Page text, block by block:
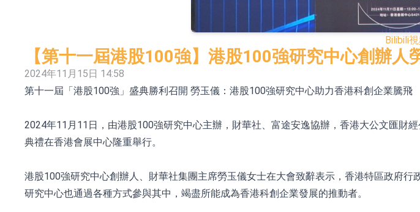
神火股份：新疆神火鋁水轉化率已100%
【異動股】焦炭Ⅲ板塊下挫，陝西黑貓(601015.CN)跌8.38%
浙江證監局對財通證券股份有限公司採取出具警示函措施
山金國際：港股上市工作正常推進中
【異動股】港股漲幅榜前十，佳明集團控股(01271.HK)漲+78.22%，拿森科技
Bilibili
【第十一屆港股100強】港股100強研究中心創辦
2024年11月15日 14:58
第十一屆「港股100強」盛典勝利召開 勞玉儀：港股100強研究中心助力香港科創企業騰飛
2024年11月11日，由港股100強研究中心主辦，財華社、富途安逸協辦，香港大公文匯財
典禮在香港會展中心隆重舉行。
港股100強研究中心創辦人、財華社集團主席勞玉儀女士在大會致辭表示，香港特區政府
研究中心也通過各種方式參與其中，竭盡所能成為香港科創企業發展的推動者。